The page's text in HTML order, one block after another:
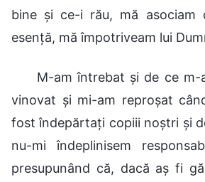
bine și ce-i rău, mă asociam
esență, mă împotriveam lui
M-am întrebat și de ce
vinovat și mi-am reproșat
fost îndepărtați copiii noștri și
nu-mi îndeplinisem
presupunând că, dacă aș fi